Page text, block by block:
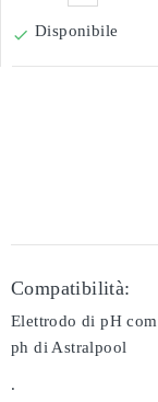
 Disponibile
Compatibilità:
Elettrodo di pH
ph di Astralpool
.